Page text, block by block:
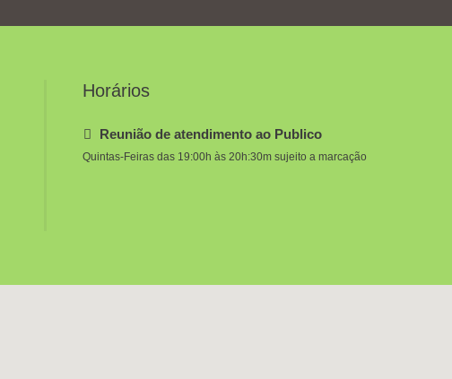
Horários
Reunião de atendimento ao Publico
Quintas-Feiras das 19:00h às 20h:30m sujeito a marcação